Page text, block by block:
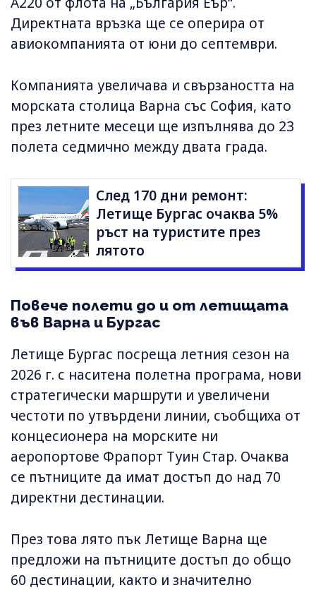
Директната връзка ще се оперира от
авиокомпанията от юни до септември.
Компанията увеличава и свързаността на
морската столица Варна със София, като
през летните месеци ще изпълнява до 23
полета седмично между двата града.
След 170 дни ремонт:
Летище Бургас очаква 5%
ръст на туристите през
лятото
Повече полети до и от летищата
във Варна и Бургас
Летище Бургас посреща летния сезон на
2026 г. с наситена полетна програма, нови
стратегически маршрути и увеличени
честоти по утвърдени линии, съобщиха от
концесионера на морските ни
аеропортове Фрапорт Туин Стар. Очаква
се пътниците да имат достъп до над 70
директни дестинации.
През това лято пък Летище Варна ще
предложи на пътниците достъп до общо
60 дестинации, както и значително